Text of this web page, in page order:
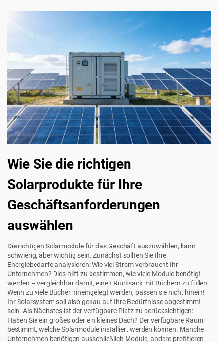
Wie Sie die richtigen
Solarprodukte für Ihre
Geschäftsanforderungen
auswählen
Die richtigen Solarmodule für das Geschäft auszuwählen, kann
schwierig, aber wichtig sein. Zunächst sollten Sie Ihre
Energiebedarfe analysieren: Wie viel Strom verbraucht Ihr
Unternehmen? Dies hilft zu bestimmen, wie viele Module benötigt
werden – vergleichbar damit, einen Rucksack mit Büchern zu füllen:
Wenn zu viele Bücher hineingelegt werden, passen sie nicht hinein!
Ihr Solarsystem soll also genau auf Ihre Bedürfnisse abgestimmt
sein. Als Nächstes ist der verfügbare Platz zu berücksichtigen:
Haben Sie ein großes oder ein kleines Dach? Der verfügbare Raum
bestimmt, welche Solarmodule installiert werden können. Manche
Unternehmen benötigen ausschließlich Module, andere profitieren